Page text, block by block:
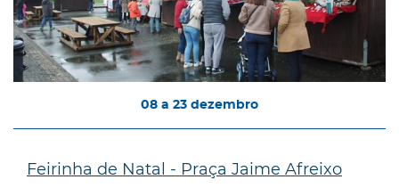
08 a 23 dezembro
Feirinha de Natal - Praça Jaime Afreixo